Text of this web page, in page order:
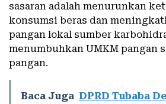
sasaran adalah menurunkan
konsumsi beras dan
pangan lokal sumber
menumbuhkan UMKM pangan
pangan.
Baca Juga DPRD Tubaba